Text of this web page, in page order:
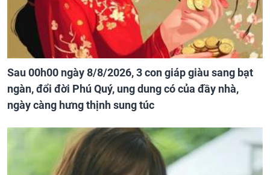
Sau 00h00 ngày 8/8/2026, 3 con giáp giàu sang bạt
ngàn, đổi đời Phú Quý, ung dung có của đầy nhà,
ngày càng hưng thịnh sung túc